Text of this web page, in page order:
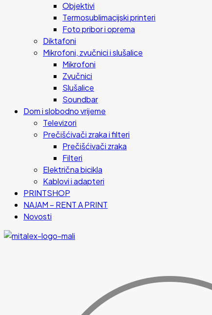
Objektivi
Termosublimacijski printeri
Foto pribor i oprema
Diktafoni
Mikrofoni, zvučnici i slušalice
Mikrofoni
Zvučnici
Slušalice
Soundbar
Dom i slobodno vrijeme
Televizori
Prečišćivači zraka i filteri
Prečišćivači zraka
Filteri
Električna bicikla
Kablovi i adapteri
PRINTSHOP
NAJAM – RENT A PRINT
Novosti